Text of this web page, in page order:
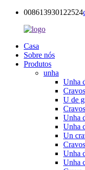
008613930122524
Casa
Sobre nós
Produtos
unha
Unha
U de
Unha
Unha
Un
Unha
Unha